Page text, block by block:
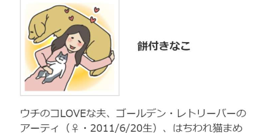
pecodogs
いぬ部をフォロー
ねこ部をフォロー
アプリをダウンロードする